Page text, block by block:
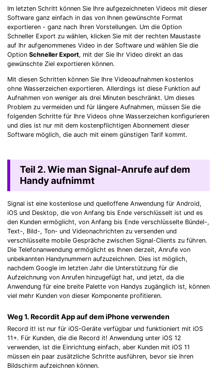
Im letzten Schritt können Sie Ihre aufgezeichneten Videos mit dieser
Software ganz einfach in das von Ihnen gewünschte Format
exportieren - ganz nach Ihren Vorstellungen. Um die Option
Schneller Export zu wählen, klicken Sie mit der rechten Maustaste
auf Ihr aufgenommenes Video in der Software und wählen Sie die
Option Schneller Export, mit der Sie Ihr Video direkt an das
gewünschte Ziel exportieren können.
Mit diesen Schritten können Sie Ihre Videoaufnahmen kostenlos
ohne Wasserzeichen exportieren. Allerdings ist diese Funktion auf
Aufnahmen von weniger als drei Minuten beschränkt. Um dieses
Problem zu vermeiden und für längere Aufnahmen, müssen Sie die
folgenden Schritte für Ihre Videos ohne Wasserzeichen konfigurieren
und dies ist nur mit dem kostenpflichtigen Abonnement dieser
Software möglich, die auch mit einem günstigen Tarif kommt.
Teil 2. Wie man Signal-Anrufe auf dem
Handy aufnimmt
Signal ist eine kostenlose und quelloffene Anwendung für Android,
iOS und Desktop, die von Anfang bis Ende verschlüsselt ist und es
den Kunden ermöglicht, von Anfang bis Ende verschlüsselte Bündel-,
Text-, Bild-, Ton- und Videonachrichten zu versenden und
verschlüsselte mobile Gespräche zwischen Signal-Clients zu führen.
Die Telefonanwendung ermöglicht es Ihnen derzeit, Anrufe von
unbekannten Handynummern aufzuzeichnen. Dies ist möglich,
nachdem Google im letzten Jahr die Unterstützung für die
Aufzeichnung von Anrufen hinzugefügt hat, und jetzt, da die
Anwendung für eine breite Palette von Handys zugänglich ist, können
viel mehr Kunden von dieser Komponente profitieren.
Weg 1. Recordit App auf dem iPhone verwenden
Record it! ist nur für iOS-Geräte verfügbar und funktioniert mit iOS
11+. Für Kunden, die die Record it! Anwendung unter iOS 12
verwenden, ist die Einrichtung einfach, aber Kunden mit iOS 11
müssen ein paar zusätzliche Schritte ausführen, bevor sie ihren
Bildschirm aufzeichnen können.